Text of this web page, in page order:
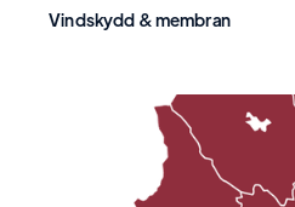
Vindskydd & membran